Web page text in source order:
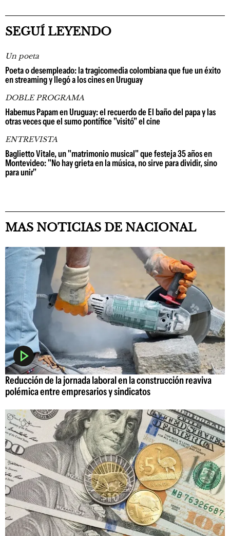
SEGUÍ LEYENDO
Un poeta
Poeta o desempleado: la tragicomedia colombiana que fue un éxito
en streaming y llegó a los cines en Uruguay
DOBLE PROGRAMA
Habemus Papam en Uruguay: el recuerdo de El baño del papa y las
otras veces que el sumo pontífice "visitó" el cine
ENTREVISTA
Baglietto Vitale, un "matrimonio musical" que festeja 35 años en
Montevideo: "No hay grieta en la música, no sirve para dividir, sino
para unir"
MAS NOTICIAS DE NACIONAL
Reducción de la jornada laboral en la construcción reaviva
polémica entre empresarios y sindicatos